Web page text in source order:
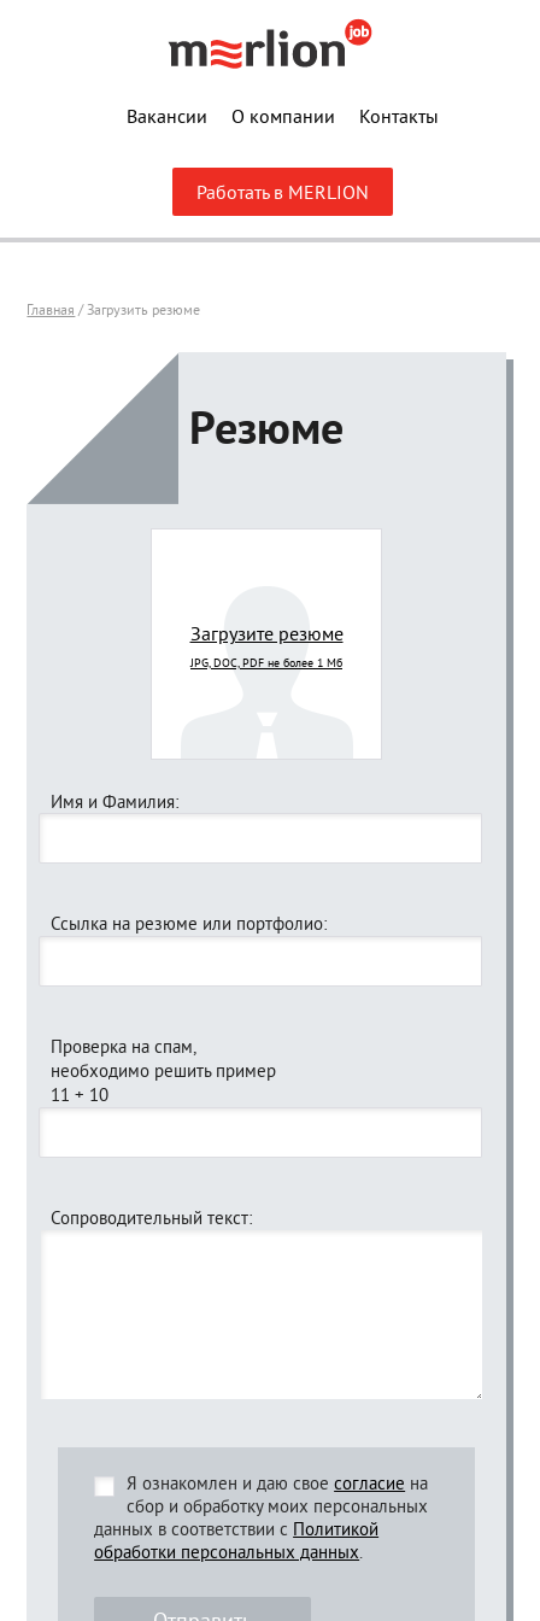
Вакансии О компании Контакты
Работать в MERLION
Главная / Загрузить резюме
Резюме
Загрузите резюме
JPG, DOC, PDF не более 1 Мб
Имя и Фамилия:
Ссылка на резюме или портфолио:
Проверка на спам,
необходимо решить пример
11 + 10
Сопроводительный текст:
Я ознакомлен и даю своесогласие на
сбор и обработку моих персональных
данных в соответствии с Политикой
обработки персональных данных.